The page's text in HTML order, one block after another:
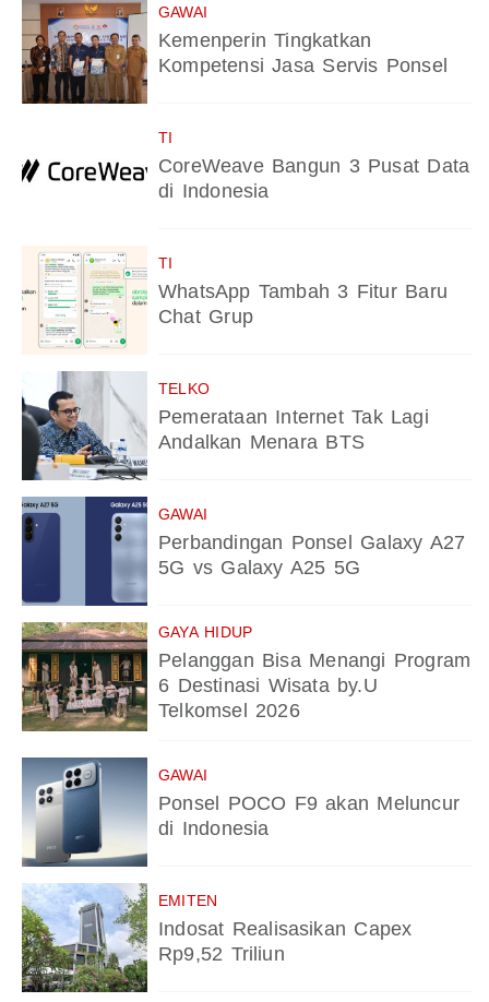
GAWAI
Kemenperin Tingkatkan
Kompetensi Jasa Servis Ponsel
TI
CoreWeave Bangun 3 Pusat Data
di Indonesia
TI
WhatsApp Tambah 3 Fitur Baru
Chat Grup
TELKO
Pemerataan Internet Tak Lagi
Andalkan Menara BTS
GAWAI
Perbandingan Ponsel Galaxy A27
5G vs Galaxy A25 5G
GAYA HIDUP
Pelanggan Bisa Menangi Program
6 Destinasi Wisata by.U
Telkomsel 2026
GAWAI
Ponsel POCO F9 akan Meluncur
di Indonesia
EMITEN
Indosat Realisasikan Capex
Rp9,52 Triliun